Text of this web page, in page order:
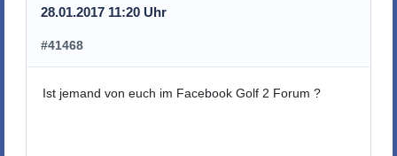
28.01.2017 11:20 Uhr
#41468
Ist jemand von euch im Facebook Golf 2 Forum ?